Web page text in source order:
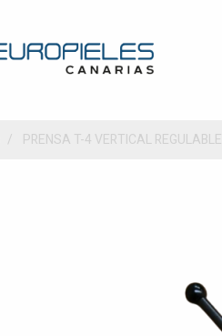
PRENSA T-4 VERTICAL REGULABLE